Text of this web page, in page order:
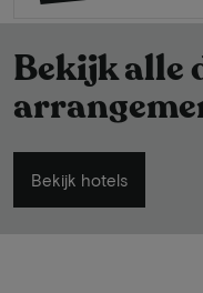
Bekijk alle
Bekijk hotels